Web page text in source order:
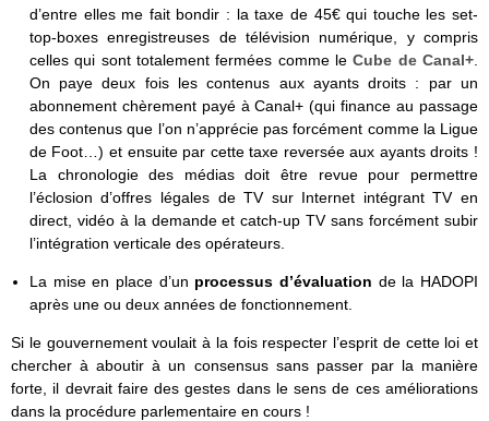
d’entre elles me fait bondir : la taxe de 45€ qui touche les set-
top-boxes enregistreuses de télévision numérique, y compris
celles qui sont totalement fermées comme leCube de Canal+
On paye deux fois les contenus aux ayants droits : par un
abonnement chèrement payé à Canal+ (qui finance au passage
des contenus que l’on n’apprécie pas forcément comme la Ligue
de Foot…) et ensuite par cette taxe reversée aux ayants droits !
La chronologie des médias doit être revue pour permettre
l’éclosion d’offres légales de TV sur Internet intégrant TV en
direct, vidéo à la demande et catch-up TV sans forcément subir
l’intégration verticale des opérateurs.
La mise en place d’un processus d’évaluation de la HADOPI
après une ou deux années de fonctionnement.
Si le gouvernement voulait à la fois respecter l’esprit de cette loi et
chercher à aboutir à un consensus sans passer par la manière
forte, il devrait faire des gestes dans le sens de ces améliorations
dans la procédure parlementaire en cours !